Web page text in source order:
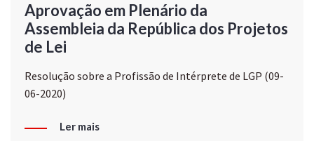
Aprovação em Plenário da
Assembleia da República dos Projetos
de Lei
Resolução sobre a Profissão de Intérprete de LGP (09-
06-2020)
Ler mais